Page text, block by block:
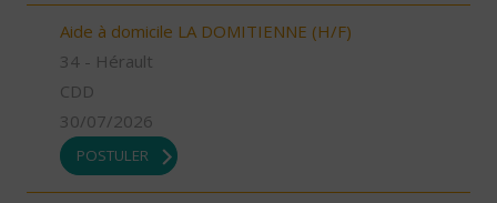
Aide à domicile LA DOMITIENNE (H/F)
34 - Hérault
CDD
30/07/2026
POSTULER